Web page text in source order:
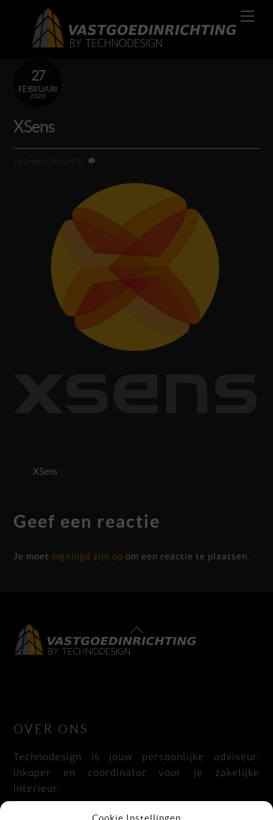
content
27
FEBRUARI
2020
XSens
XSens
Geef een reactie
Je moet ingelogd zijn op om een reactie te plaatsen.
Back
To
OVER ONS
Technodesign is jouw persoonlijke adviseur,
inkoper en coördinator voor je zakelijke
interieur.
Praktisch, doordacht, stijlvol en flexibel.